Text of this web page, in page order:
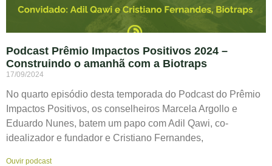
Podcast Prêmio Impactos Positivos 2024 –
Construindo o amanhã com a Biotraps
17/09/2024
No quarto episódio desta temporada do Podcast do Prêmio
Impactos Positivos, os conselheiros Marcela Argollo e
Eduardo Nunes, batem um papo com Adil Qawi, co-
idealizador e fundador e Cristiano Fernandes,
Ouvir podcast